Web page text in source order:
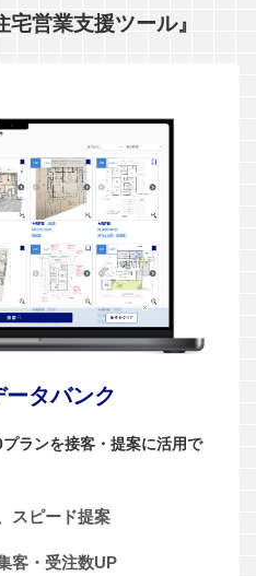
営業支援ツール』
タバンク
ランを接客・提案に活用で
スピード提案
客・受注数UP